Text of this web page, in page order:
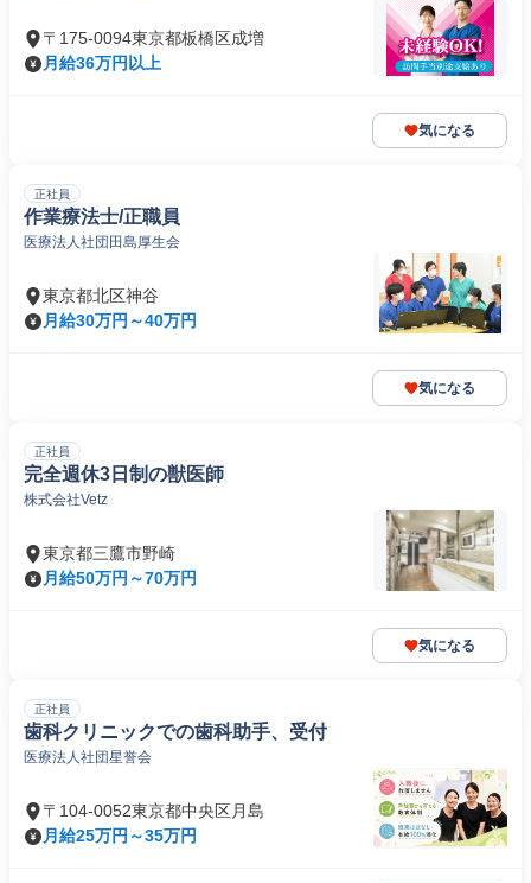
〒175-0094東京都板橋区成増
月給36万円以上
気になる
正社員
作業療法士/正職員
医療法人社団田島厚生会
東京都北区神谷
月給30万円～40万円
気になる
正社員
完全週休3日制の獣医師
株式会社Vetz
東京都三鷹市野崎
月給50万円～70万円
気になる
正社員
歯科クリニックでの歯科助手、受付
医療法人社団星誉会
〒104-0052東京都中央区月島
月給25万円～35万円